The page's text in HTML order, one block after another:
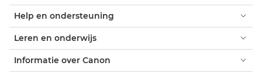
Help en ondersteuning
Leren en onderwijs
Informatie over Canon